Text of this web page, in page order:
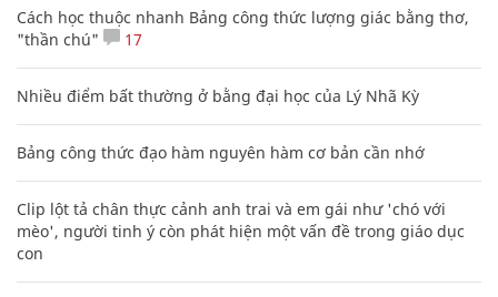
Cách học thuộc nhanh Bảng công thức lượng giác bằng thơ,
"thần chú"
17
Nhiều điểm bất thường ở bằng đại học của Lý Nhã Kỳ
Bảng công thức đạo hàm nguyên hàm cơ bản cần nhớ
Clip lột tả chân thực cảnh anh trai và em gái như 'chó với
mèo', người tinh ý còn phát hiện một vấn đề trong giáo dục
con